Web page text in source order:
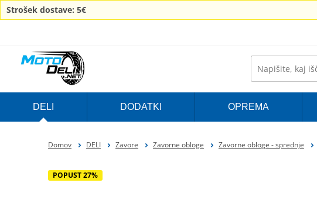
Strošek dostave: 5€
DELI DODATKI OPREMA
Domov DELI Zavore Zavorne obloge Zavorne obloge - sprednje
POPUST 27%